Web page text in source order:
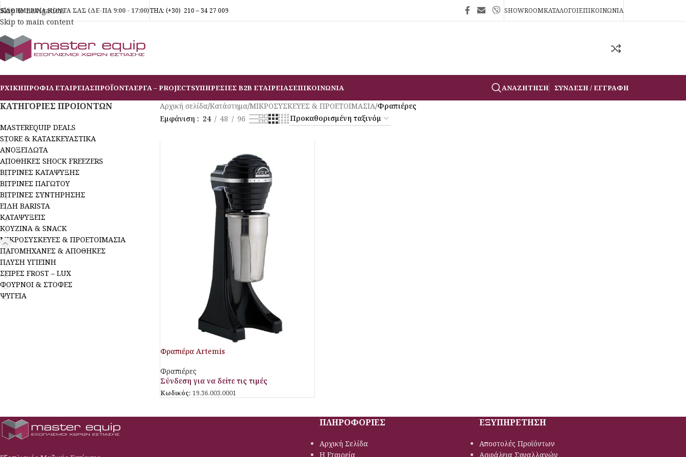
Skip to navigation
Skip to main content
ΚΑΘΗΜΕΡΙΝΑ ΚΟΝΤΑ ΣΑΣ (ΔΕ-ΠΑ 9:00 - 17:00)ΤΗΛ: (+30) 210 – 34 27 009 SHOWROOMΚΑΤΑΛΟΓΟΙΕΠΙΚΟΙΝΩΝΙΑ
ΠΡΟΦΙΛ ΕΤΑΙΡΕΙΑΣΠΡΟΪΟΝΤΑΕΡΓΑ – PROJECTSΥΠΗΡΕΣΙΕΣ B2B ΕΤΑΙΡΕΙΑΣΕΠΙΚΟΙΝΩΝΙΑ ΑΝΑΖΉΤΗΣΗ ΣΎΝΔΕΣΗ / ΕΓΓΡΑΦΉ
ΚΑΤΗΓΟΡΙΕΣ ΠΡΟΙΟΝΤΩΝ
MASTEREQUIP DEALS
STORE & ΚΑΤΑΣΚΕΥΑΣΤΙΚΑ
ΑΝΟΞΕΙΔΩΤΑ
ΑΠΟΘΗΚΕΣ SHOCK FREEZERS
ΒΙΤΡΙΝΕΣ ΚΑΤΑΨΥΞΗΣ
ΒΙΤΡΙΝΕΣ ΠΑΓΩΤΟΥ
ΒΙΤΡΙΝΕΣ ΣΥΝΤΗΡΗΣΗΣ
ΕΙΔΗ BARISTA
ΚΑΤΑΨΥΞΕΙΣ
ΚΟΥΖΙΝΑ & SNACK
ΜΙΚΡΟΣΥΣΚΕΥΕΣ & ΠΡΟΕΤΟΙΜΑΣΙΑ
ΠΑΓΟΜΗΧΑΝΕΣ & ΑΠΟΘΗΚΕΣ
ΠΛΥΣΗ ΥΓΙΕΙΝΗ
ΣΕΙΡΕΣ FROST – LUX
ΦΟΥΡΝΟΙ & ΣΤΟΦΕΣ
ΨΥΓΕΙΑ
Αρχική σελίδα/Κατάστημα/ΜΙΚΡΟΣΥΣΚΕΥΕΣ & ΠΡΟΕΤΟΙΜΑΣΙΑ/Φραπιέρες
Εμφάνιση
24 48 96
Φραπιέρα Artemis
Φραπιέρες
Σύνδεση για να δείτε τις τιμές
Κωδικός: 19.36.003.0001
ΠΛΗΡΟΦΟΡΙΕΣ
Αρχική Σελίδα
Η Εταιρεία
ΕΞΥΠΗΡΕΤΗΣΗ
Αποστολές Προϊόντων
Ασφάλεια Συναλλαγών